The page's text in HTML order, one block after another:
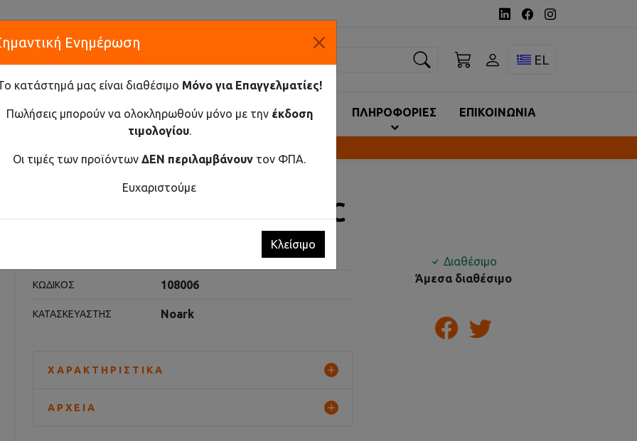
Toggle
EL
ΕΤΑΙΡΕΙΑ ΠΛΗΡΟΦΟΡΙΕΣ ΕΠΙΚΟΙΝΩΝΙΑ
Ex9C500 ECC46 230V AC/DC
ΚΩΔΙΚΌΣ 108006
ΚΑΤΑΣΚΕΥΑΣΤΉΣ Noark
ΧΑΡΑΚΤΗΡΙΣΤΙΚΆ
ΑΡΧΕΊΑ
Διαθέσιμο
Άμεσα διαθέσιμο
Ενημέρωση
κατάστημά μας είναι διαθέσιμο Μόνο για Επαγγελματίες!
Πωλήσεις μπορούν να ολοκληρωθούν μόνο με την έκδοση
τιμολογίου.
Οι τιμές των προϊόντων ΔΕΝ περιλαμβάνουν τον ΦΠΑ.
Ευχαριστούμε
Κλείσιμο